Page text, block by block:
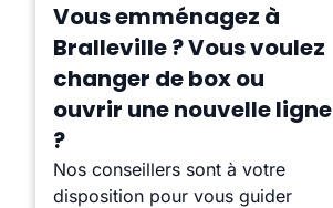
Vous emménagez à
Bralleville ? Vous voulez
changer de box ou
ouvrir une nouvelle ligne
?
Nos conseillers sont à votre
disposition pour vous guider